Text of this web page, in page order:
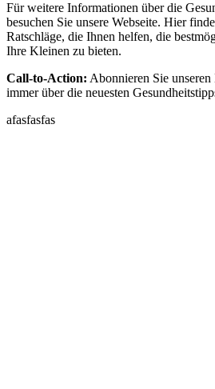
Für weitere Informationen über die
besuchen Sie unsere Webseite. Hier
Ratschläge, die Ihnen helfen, die
Ihre Kleinen zu bieten.
Call-to-Action: Abonnieren Sie
immer über die neuesten
afasfasfas